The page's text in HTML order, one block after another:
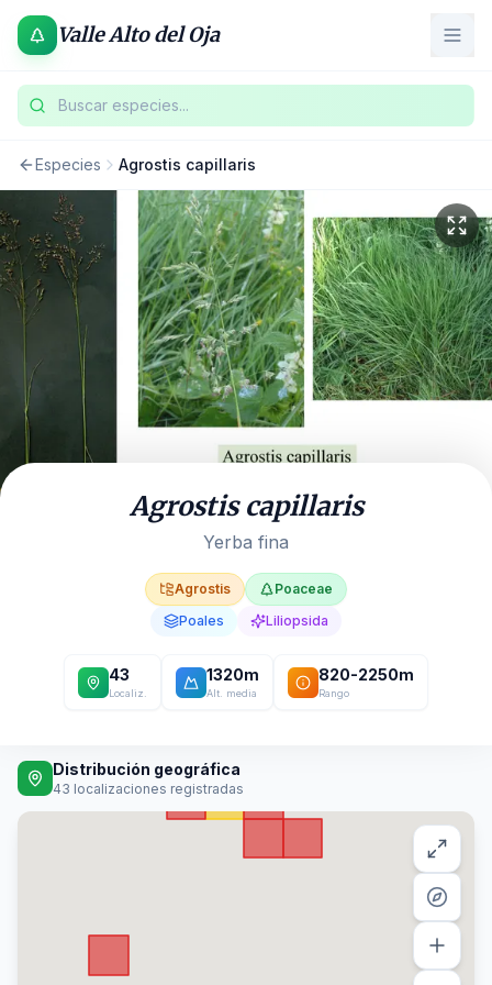
Valle Alto del Oja
Buscar especies...
Especies Agrostis capillaris
Agrostis capillaris
Yerba fina
Agrostis
Poaceae
Poales
Liliopsida
43
Localiz.
1320m
Alt. media
820-2250m
Rango
Distribución geográfica
43 localizaciones registradas